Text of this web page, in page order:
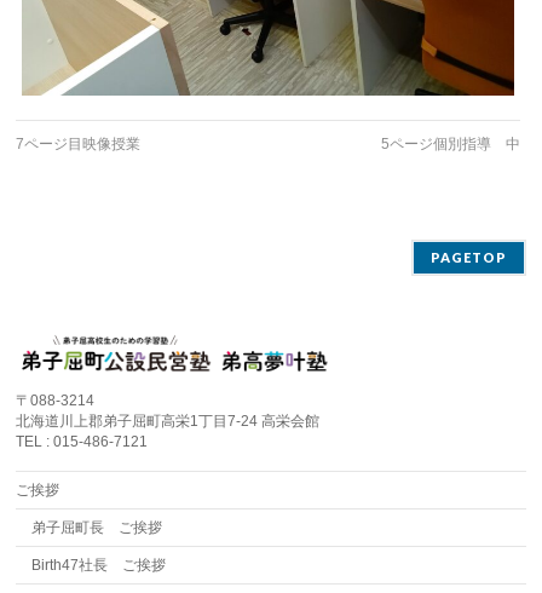
7ページ目映像授業 5ページ個別指導 中
PAGETOP
〒088-3214
北海道川上郡弟子屈町高栄1丁目7-24 高栄会館
TEL : 015-486-7121
ご挨拶
弟子屈町長 ご挨拶
Birth47社長 ご挨拶